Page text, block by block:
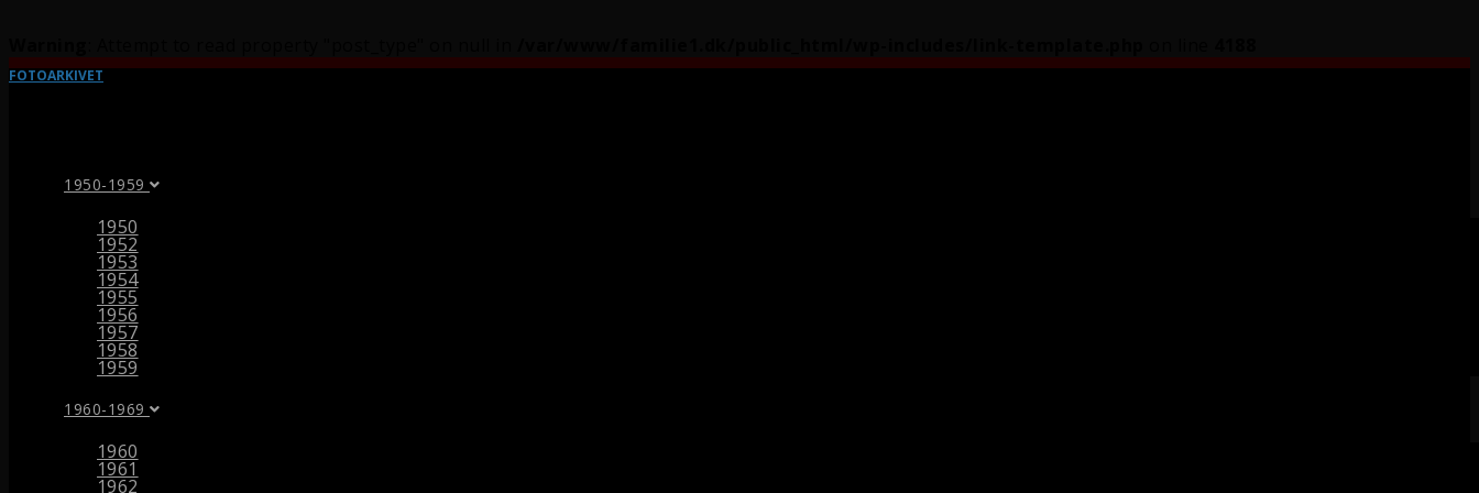
FOTOARKIVET
1950-1959
1950
1952
1953
1954
1955
1956
1957
1958
1959
1960-1969
1960
1961
1962